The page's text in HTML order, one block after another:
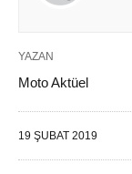
YAZAN
Moto Aktüel
19 ŞUBAT 2019